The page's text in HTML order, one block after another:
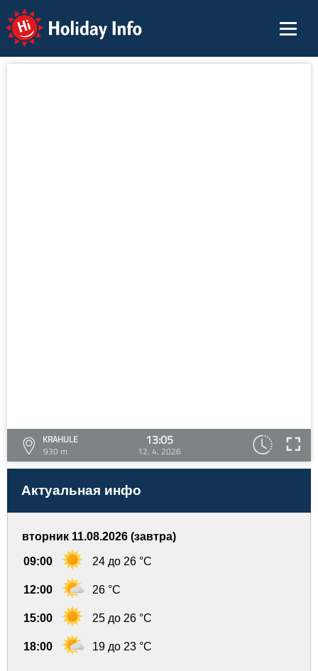
Holiday Info
KRAHULE
930 m
13:05
12. 4. 2026
Актуальная инфо
вторник 11.08.2026 (завтра)
09:00 24 до 26 °C
12:00 26 °C
15:00 25 до 26 °C
18:00 19 до 23 °C